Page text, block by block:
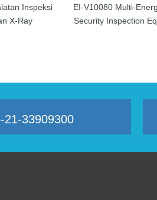
Inspeksi
X-Ray
EI-V10080 Multi-
Security Inspection
21-33909300